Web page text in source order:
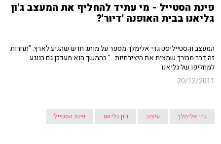
פינת הסטייל - מי עתיד להחליף את המעצב ג'ון
גליאנו בבית האופנה 'דיור'?
המעצב והסטייליסט גדי אלימלך מספר על מותג חדש שהגיע לארץ: "תחרות
זה דבר מבורך שמצית את היצירתיות..." בהמשך הוא מעדכן גם בנוגע
למחליפו של גליאנו
20/12/2011
גדי אלימלך עיצוב ג'ון גליאנו פינת הסטייל